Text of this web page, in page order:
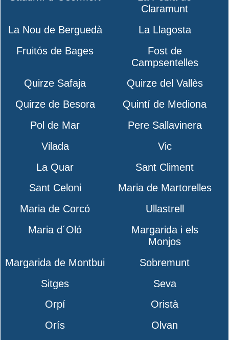
Claramunt
La Nou de Berguedà
La Llagosta
Fruitós de Bages
Fost de
Campsentelles
Quirze Safaja
Quirze del Vallès
Quirze de Besora
Quintí de Mediona
Pol de Mar
Pere Sallavinera
Vilada
Vic
La Quar
Sant Climent
Sant Celoni
Maria de Martorelles
Maria de Corcó
Ullastrell
Maria d´Oló
Margarida i els
Monjos
Margarida de Montbui
Sobremunt
Sitges
Seva
Orpí
Oristà
Orís
Olvan